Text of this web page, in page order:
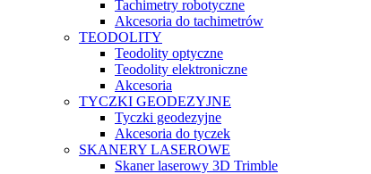
Tachimetry robotyczne
Akcesoria do tachimetrów
TEODOLITY
Teodolity optyczne
Teodolity elektroniczne
Akcesoria
TYCZKI GEODEZYJNE
Tyczki geodezyjne
Akcesoria do tyczek
SKANERY LASEROWE
Skaner laserowy 3D Trimble